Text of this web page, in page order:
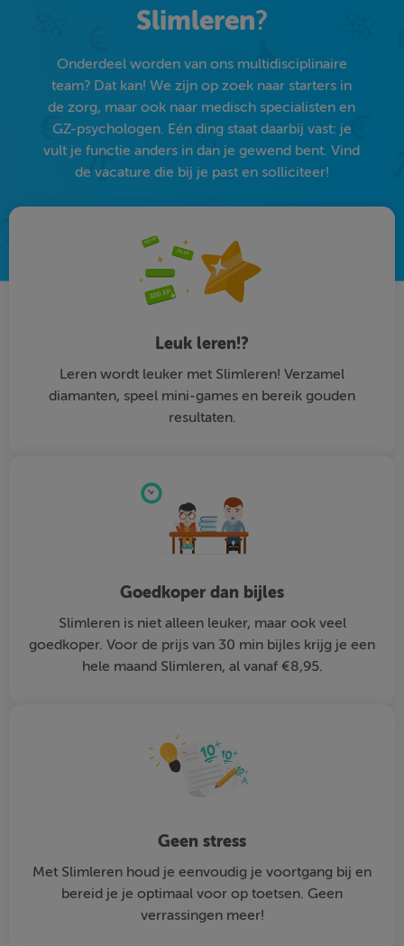
Slimleren?
Onderdeel worden van ons multidisciplinaire
team? Dat kan! We zijn op zoek naar starters in
de zorg, maar ook naar medisch specialisten en
GZ-psychologen. Eén ding staat daarbij vast: je
vult je functie anders in dan je gewend bent. Vind
de vacature die bij je past en solliciteer!
Leuk leren!?
Leren wordt leuker met Slimleren! Verzamel
diamanten, speel mini-games en bereik gouden
resultaten.
Goedkoper dan bijles
Slimleren is niet alleen leuker, maar ook veel
goedkoper. Voor de prijs van 30 min bijles krijg je een
hele maand Slimleren, al vanaf €8,95.
Geen stress
Met Slimleren houd je eenvoudig je voortgang bij en
bereid je je optimaal voor op toetsen. Geen
verrassingen meer!